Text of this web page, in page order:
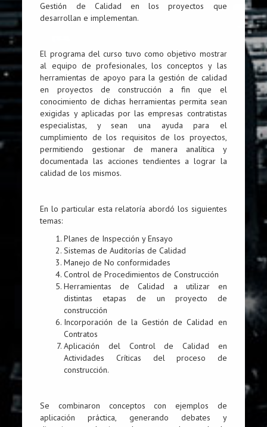
Gestión de Calidad en los proyectos que
desarrollan e implementan.
El programa del curso tuvo como objetivo mostrar
al equipo de profesionales, los conceptos y las
herramientas de apoyo para la gestión de calidad
en proyectos de construcción a fin que el
conocimiento de dichas herramientas permita sean
exigidas y aplicadas por las empresas contratistas
especialistas, y sean una ayuda para el
cumplimiento de los requisitos de los proyectos,
permitiendo gestionar de manera analítica y
documentada las acciones tendientes a lograr la
calidad de los mismos.
En lo particular esta relatoría abordó los siguientes
temas:
Planes de Inspección y Ensayo
Sistemas de Auditorías de Calidad
Manejo de No conformidades
Control de Procedimientos de Construcción
Herramientas de Calidad a utilizar en
distintas etapas de un proyecto de
construcción
Incorporación de la Gestión de Calidad en
Contratos
Aplicación del Control de Calidad en
Actividades Críticas del proceso de
construcción.
Se combinaron conceptos con ejemplos de
aplicación práctica, generando debates y